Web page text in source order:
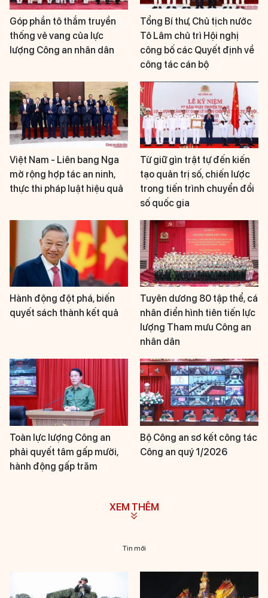
Góp phần tô thắm truyền
thống vẻ vang của lực
lượng Công an nhân dân
Tổng Bí thư, Chủ tịch nước
Tô Lâm chủ trì Hội nghị
công bố các Quyết định về
công tác cán bộ
Việt Nam - Liên bang Nga
mở rộng hợp tác an ninh,
thực thi pháp luật hiệu quả
Từ giữ gìn trật tự đến kiến
tạo quản trị số, chiến lược
trong tiến trình chuyển đổi
số quốc gia
Hành động đột phá, biến
quyết sách thành kết quả
Tuyên dương 80 tập thể, cá
nhân điển hình tiên tiến lực
lượng Tham mưu Công an
nhân dân
Toàn lực lượng Công an
phải quyết tâm gấp mười,
hành động gấp trăm
Bộ Công an sơ kết công tác
Công an quý 1/2026
XEM THÊM
Tin mới